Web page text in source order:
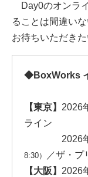
Day0のオンラ
ることは間違いな
お待ちいただきた
◆BoxWorks
【東京】 2026
ライン
2026年6月
8:30）
／ザ・プ
【大阪】 2026